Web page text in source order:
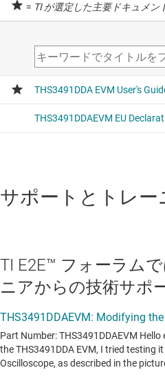
= TI が選定した主要ドキュメン
サポートとトレー
TI E2E™ フォーラム
ニアからの技術サポ